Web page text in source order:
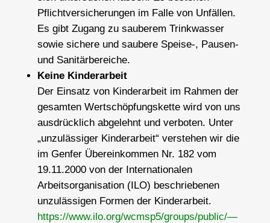
Pflichtversicherungen im Falle von Unfällen.
Es gibt Zugang zu sauberem Trinkwasser
sowie sichere und saubere Speise-, Pausen-
und Sanitärbereiche.
Keine Kinderarbeit
Der Einsatz von Kinderarbeit im Rahmen der
gesamten Wertschöpfungskette wird von uns
ausdrücklich abgelehnt und verboten. Unter
„unzulässiger Kinderarbeit“ verstehen wir die
im Genfer Übereinkommen Nr. 182 vom
19.11.2000 von der Internationalen
Arbeitsorganisation (ILO) beschriebenen
unzulässigen Formen der Kinderarbeit.
https://www.ilo.org/wcmsp5/groups/public/—